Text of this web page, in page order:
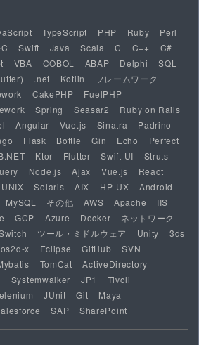
TypeScript PHP Ruby
Perl
Swift Java Scala C C++
C#
VBA COBOL ABAP Delphi
SQL
.net Kotlin
フレームワーク
CakePHP
FuelPHP
Spring Seasar2
Ruby on Rails
Angular Vue.js Sinatra
Padrino
Flask Bottle Gin Echo
Perfect
Ktor Flutter Swift UI
Struts
Node.js Ajax Vue.js
React
UNIX Solaris AIX HP-UX
Android
MySQL その他 AWS Apache
IIS
GCP Azure Docker
ネットワーク
ツール・ミドルウェア Unity
3ds
x Eclipse GitHub
SVN
TomCat
ActiveDirectory
Systemwalker JP1
Tivoli
JUnit Git
Maya
SAP SharePoint